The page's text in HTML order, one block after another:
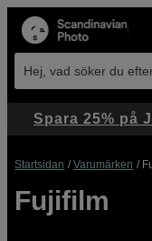
Hej, vad söker du
Startsidan Varumärken
Fujifilm
Spara 25% på